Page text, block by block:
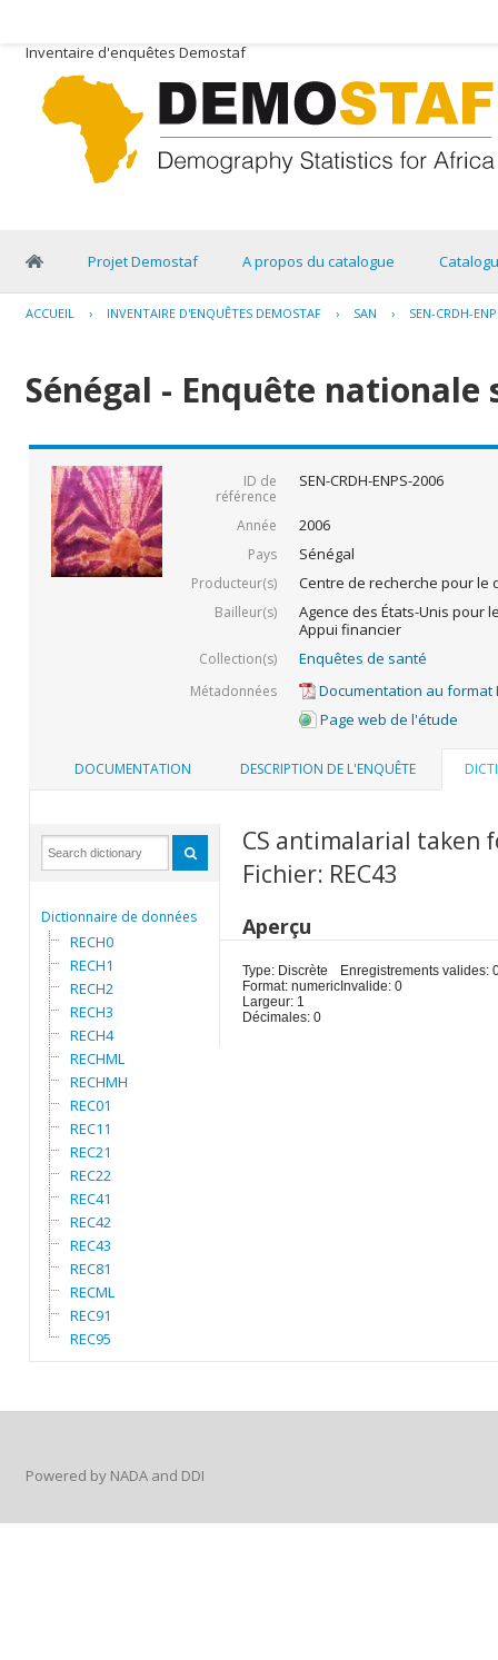
Inventaire d'enquêtes Demostaf
Projet Demostaf A propos du catalogue
ACCUEIL › INVENTAIRE D'ENQUÊTES DEMOSTAF › SAN › SEN-CRDH-
Sénégal - Enquête nationale
ID de
référence
SEN-CRDH-ENPS-2006
Année 2006
Pays Sénégal
Producteur(s) Centre de recherche pour le
Bailleur(s)
Agence des États-Unis pour
Appui financier
Collection(s) Enquêtes de santé
Métadonnées
Documentation au format
Page web de l'étude
DOCUMENTATION DESCRIPTION DE L'ENQUÊTE
Dictionnaire de données
RECH0
RECH1
RECH2
RECH3
RECH4
RECHML
RECHMH
REC01
REC11
REC21
REC22
REC41
REC42
REC43
REC81
RECML
REC91
REC95
CS antimalarial taken
Fichier: REC43
Aperçu
Type: Discrète
Format: numeric
Largeur: 1
Décimales: 0
Enregistrements valides:
Invalide: 0
Powered by NADA and DDI